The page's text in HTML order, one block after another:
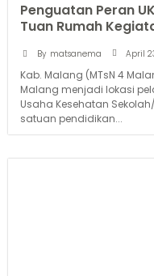
Penguatan Peran
Tuan Rumah
By matsanema April
Kab. Malang (MTsN 4
Malang menjadi lokasi
Usaha Kesehatan
satuan pendidikan...